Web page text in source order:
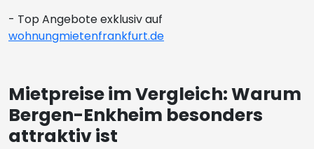
- Top Angebote exklusiv auf
wohnungmietenfrankfurt.de
Mietpreise im Vergleich: Warum
Bergen-Enkheim besonders
attraktiv ist